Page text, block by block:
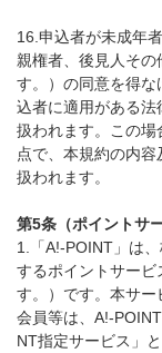
16.申込者が未成年
親権者、後見人その
す。）の同意を得な
込者に適用がある
扱われます。この
点で、本規約の内
扱われます。
第5条（ポイントサ
1.「A!-POINT」は
するポイントサービ
す。）です。本サー
会員等は、A!-
NT指定サービス」